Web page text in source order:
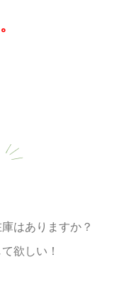
はありますか？
欲しい！